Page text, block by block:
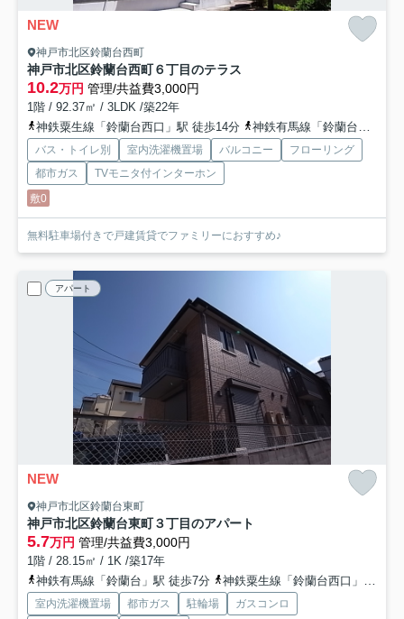
NEW
神戸市北区鈴蘭台西町
神戸市北区鈴蘭台西町６丁目のテラス
10.2万円 管理/共益費3,000円
1階 / 92.37㎡ / 3LDK /築22年
神鉄粟生線「鈴蘭台西口」駅 徒歩14分
神鉄有馬線「鈴蘭台」駅 徒歩14分
バス・トイレ別 室内洗濯機置場 バルコニー
フローリング
都市ガス
TVモニタ付インターホン
敷0
無料駐車場付きで戸建賃貸でファミリーにおすすめ♪
アパート
NEW
神戸市北区鈴蘭台東町
神戸市北区鈴蘭台東町３丁目のアパート
5.7万円 管理/共益費3,000円
1階 / 28.15㎡ / 1K /築17年
神鉄有馬線「鈴蘭台」駅 徒歩7分
神鉄粟生線「鈴蘭台西口」駅 徒歩17分
室内洗濯機置場 都市ガス 駐輪場 ガスコンロ